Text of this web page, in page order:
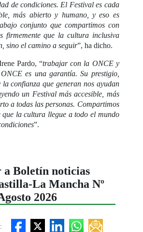
de condiciones. El Festival es cada
más abierto y humano, y eso es
conjunto que compartimos con
firmemente que la cultura inclusiva
sino el camino a seguir”, ha dicho.
Pardo, “trabajar con la ONCE y
es una garantía. Su prestigio,
la confianza que generan nos ayudan
un Festival más accesible, más
a todas las personas. Compartimos
que la cultura llegue a todo el mundo
”.
a Boletín noticias
La Mancha Nº
2026